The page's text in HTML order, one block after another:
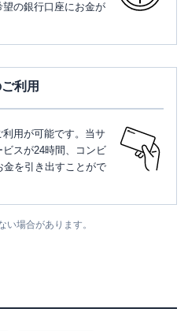
の銀行口座にお金が
利用
用が可能です。当サ
スが24時間、コンビ
金を引き出すことがで
い場合があります。